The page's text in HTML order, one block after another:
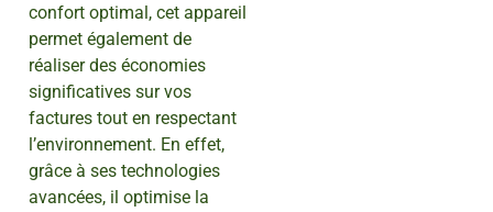
confort optimal, cet appareil
permet également de
réaliser des économies
significatives sur vos
factures tout en respectant
l’environnement. En effet,
grâce à ses technologies
avancées, il optimise la